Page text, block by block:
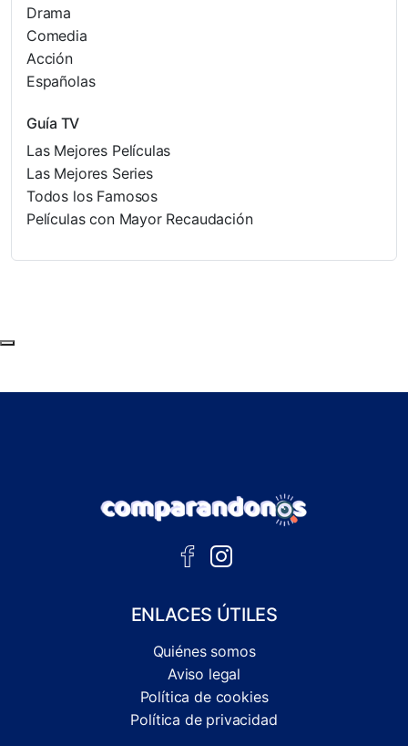
Drama
Comedia
Acción
Españolas
Guía TV
Las Mejores Películas
Las Mejores Series
Todos los Famosos
Películas con Mayor Recaudación
ENLACES ÚTILES
Quiénes somos
Aviso legal
Política de cookies
Política de privacidad